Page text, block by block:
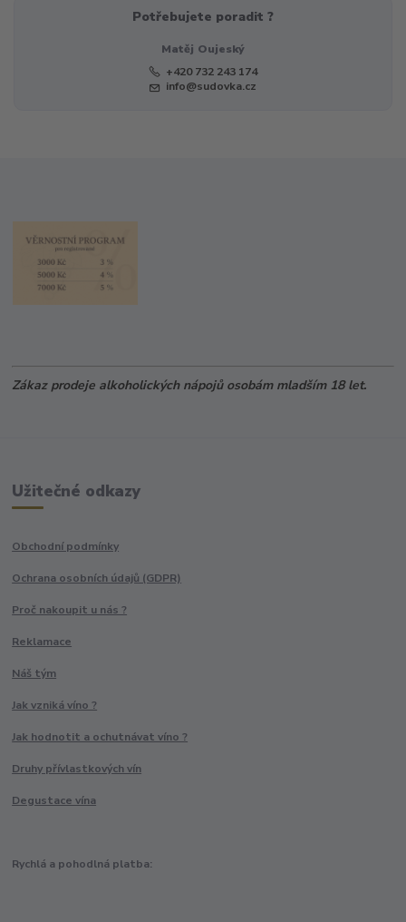
Potřebujete poradit ?
Matěj Oujeský
+420 732 243 174
info@sudovka.cz
Zákaz prodeje alkoholických nápojů osobám mladším 18 let.
Užitečné odkazy
Obchodní podmínky
Ochrana osobních údajů (GDPR)
Proč nakoupit u nás ?
Reklamace
Náš tým
Jak vzniká víno ?
Jak hodnotit a ochutnávat víno ?
Druhy přívlastkových vín
Degustace vína
Rychlá a pohodlná platba: